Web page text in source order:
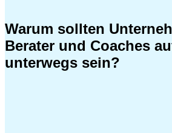
Warum sollten
Berater und Coaches
unterwegs sein?